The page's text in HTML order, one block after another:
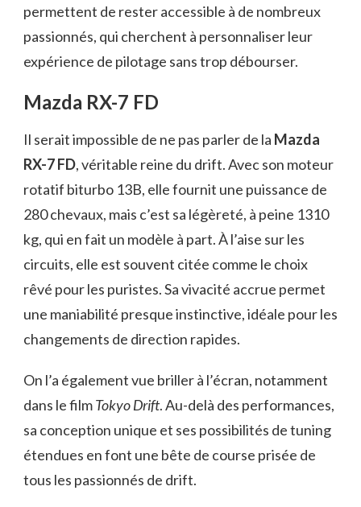
permettent de rester accessible à de nombreux
passionnés, qui cherchent à personnaliser leur
expérience de pilotage sans trop débourser.
Mazda RX-7 FD
Il serait impossible de ne pas parler de la Mazda
RX-7 FD, véritable reine du drift. Avec son moteur
rotatif biturbo 13B, elle fournit une puissance de
280 chevaux, mais c’est sa légèreté, à peine 1310
kg, qui en fait un modèle à part. À l’aise sur les
circuits, elle est souvent citée comme le choix
rêvé pour les puristes. Sa vivacité accrue permet
une maniabilité presque instinctive, idéale pour les
changements de direction rapides.
On l’a également vue briller à l’écran, notamment
dans le filmTokyo Drift. Au-delà des performances,
sa conception unique et ses possibilités de tuning
étendues en font une bête de course prisée de
tous les passionnés de drift.